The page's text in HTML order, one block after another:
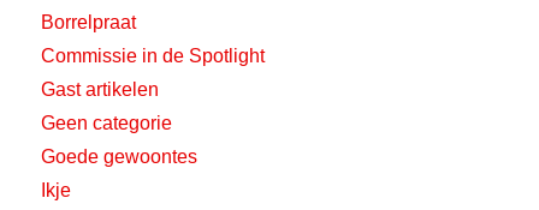
Borrelpraat
Commissie in de Spotlight
Gast artikelen
Geen categorie
Goede gewoontes
Ikje